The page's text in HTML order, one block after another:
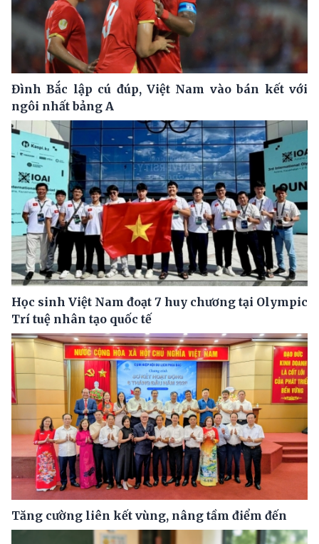
Đình Bắc lập cú đúp, Việt Nam vào bán kết với
ngôi nhất bảng A
Học sinh Việt Nam đoạt 7 huy chương tại Olympic
Trí tuệ nhân tạo quốc tế
Tăng cường liên kết vùng, nâng tầm điểm đến